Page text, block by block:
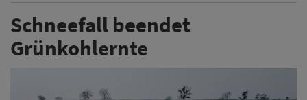
Schneefall beendet
Grünkohlernte